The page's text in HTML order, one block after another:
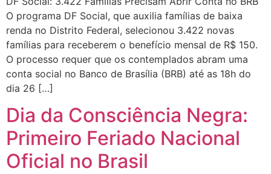
O programa DF Social, que auxilia famílias de baixa
renda no Distrito Federal, selecionou 3.422 novas
famílias para receberem o benefício mensal de R$ 150.
O processo requer que os contemplados abram uma
conta social no Banco de Brasília (BRB) até as 18h do
dia 26 […]
Dia da Consciência Negra:
Primeiro Feriado Nacional
Oficial no Brasil